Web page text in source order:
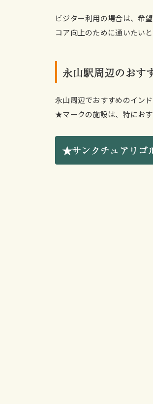
ビジター利用の場合は、希
コア向上のために通いたい
永山駅周辺のおす
永山周辺でおすすめのイン
★マークの施設は、特におす
★サンクチュアリゴ